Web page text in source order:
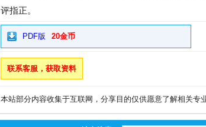
评指正。
PDF版 20金币
联系客服，获取资料
本站部分内容收集于互联网，分享目的仅供愿意了解相关专